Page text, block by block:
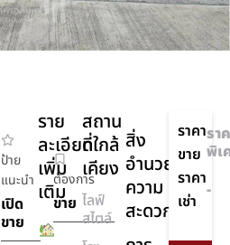
ป้าย
แนะนำ
เปิด
ขาย
ต้องการ
ขาย
ราย
ละเอียด
เพิ่ม
เติม
สถาน
ที่ใกล้
เคียง
ไลฟ์
สไตล์
สิ่ง
อำนวย
ความ
สะดวก
ราคา
ขาย
รา
พิเ
ราคา
เช่า
-